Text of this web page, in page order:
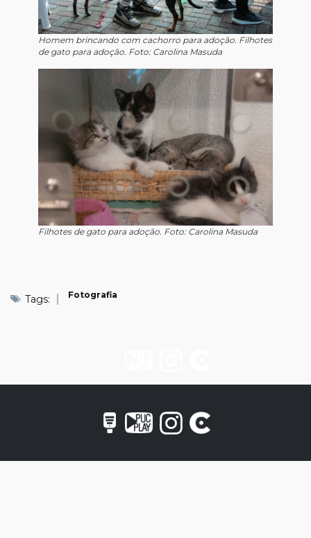
Homem brincando com cachorro para adoção. Filhotes
de gato para adoção. Foto: Carolina Masuda
Filhotes de gato para adoção. Foto: Carolina Masuda
Tags: Fotografia